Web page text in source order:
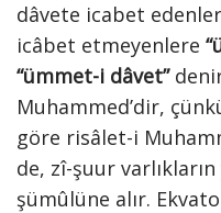
dâvete icabet
icâbet etmeyenlere
“ümmet-i dâvet”
Muhammed’dir,
göre risâlet-i
de, zî-şuur
şümûlüne alır.